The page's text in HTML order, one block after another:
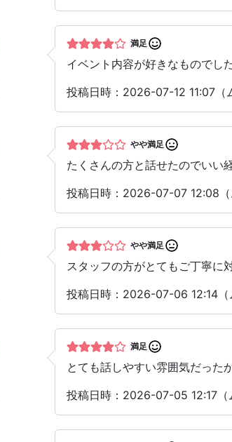
満足
イベント内容が好きなものでし
投稿日時：2026-07-12 11:07（
やや満足
たくさんの方と話せたのでいい
投稿日時：2026-07-07 12:08（
やや満足
スタッフの方がとてもご丁寧に
投稿日時：2026-07-06 12:14（
満足
とても話しやすい雰囲気だった
投稿日時：2026-07-05 12:17（